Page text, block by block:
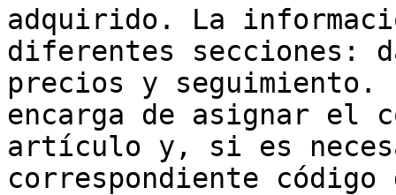
adquirido. La
diferentes secciones:
precios y seguimiento.
encarga de asignar el
artículo y, si es
correspondiente